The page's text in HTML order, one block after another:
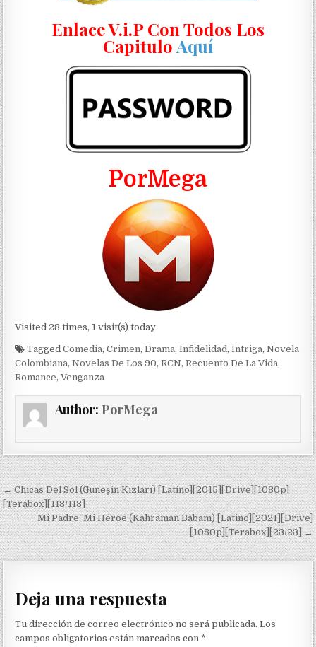
Enlace V.i.P Con Todos Los
CapituloAquí
PorMega
Visited 28 times, 1 visit(s) today
TaggedComedia,Crimen,Drama,Infidelidad ,Intriga,Novela
Colombiana,Novelas De Los 90,RCN,Recuento De La Vida,
Romance,Venganza
Author: PorMega
Navegación de entradas
← Chicas Del Sol (Güneşin Kızları) [Latino][2015][Drive][1080p]
[Terabox][113/113]
Mi Padre, Mi Héroe (Kahraman Babam) [Latino][2021][Drive]
[1080p][Terabox][23/23] →
Deja una respuesta
Tu dirección de correo electrónico no será publicada. Los
campos obligatorios están marcados con *